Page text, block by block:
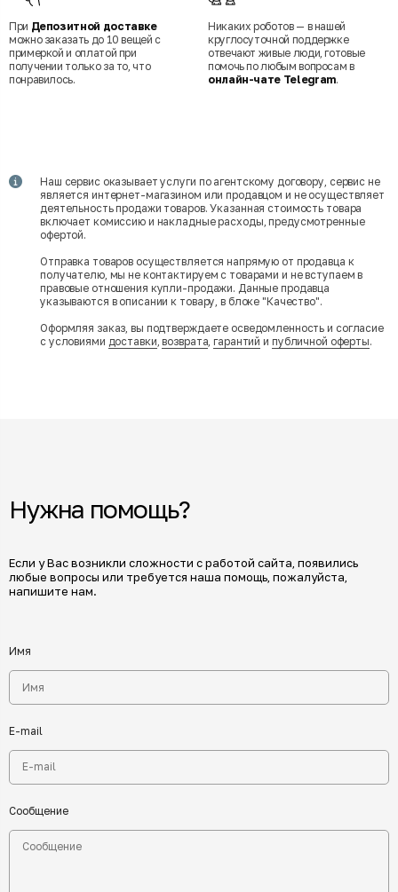
При Депозитной доставке
можно заказать до 10 вещей с
примеркой и оплатой при
получении только за то, что
понравилось.
Никаких роботов — в нашей
круглосуточной поддержке
отвечают живые люди, готовые
помочь по любым вопросам в
онлайн-чате Telegram.
Наш сервис оказывает услуги по агентскому договору, сервис не
является интернет-магазином или продавцом и не осуществляет
деятельность продажи товаров. Указанная стоимость товара
включает комиссию и накладные расходы, предусмотренные
офертой.
Отправка товаров осуществляется напрямую от продавца к
получателю, мы не контактируем с товарами и не вступаем в
правовые отношения купли-продажи. Данные продавца
указываются в описании к товару, в блоке "Качество".
Оформляя заказ, вы подтверждаете осведомленность и согласие
с условиями доставки,возврата,гарантий и публичной оферты.
Нужна помощь?
Если у Вас возникли сложности с работой сайта, появились
любые вопросы или требуется наша помощь, пожалуйста,
напишите нам.
Имя
E-mail
Сообщение